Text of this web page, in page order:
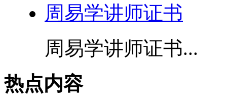
周易学讲师证书
周易学讲师证书...
热点内容